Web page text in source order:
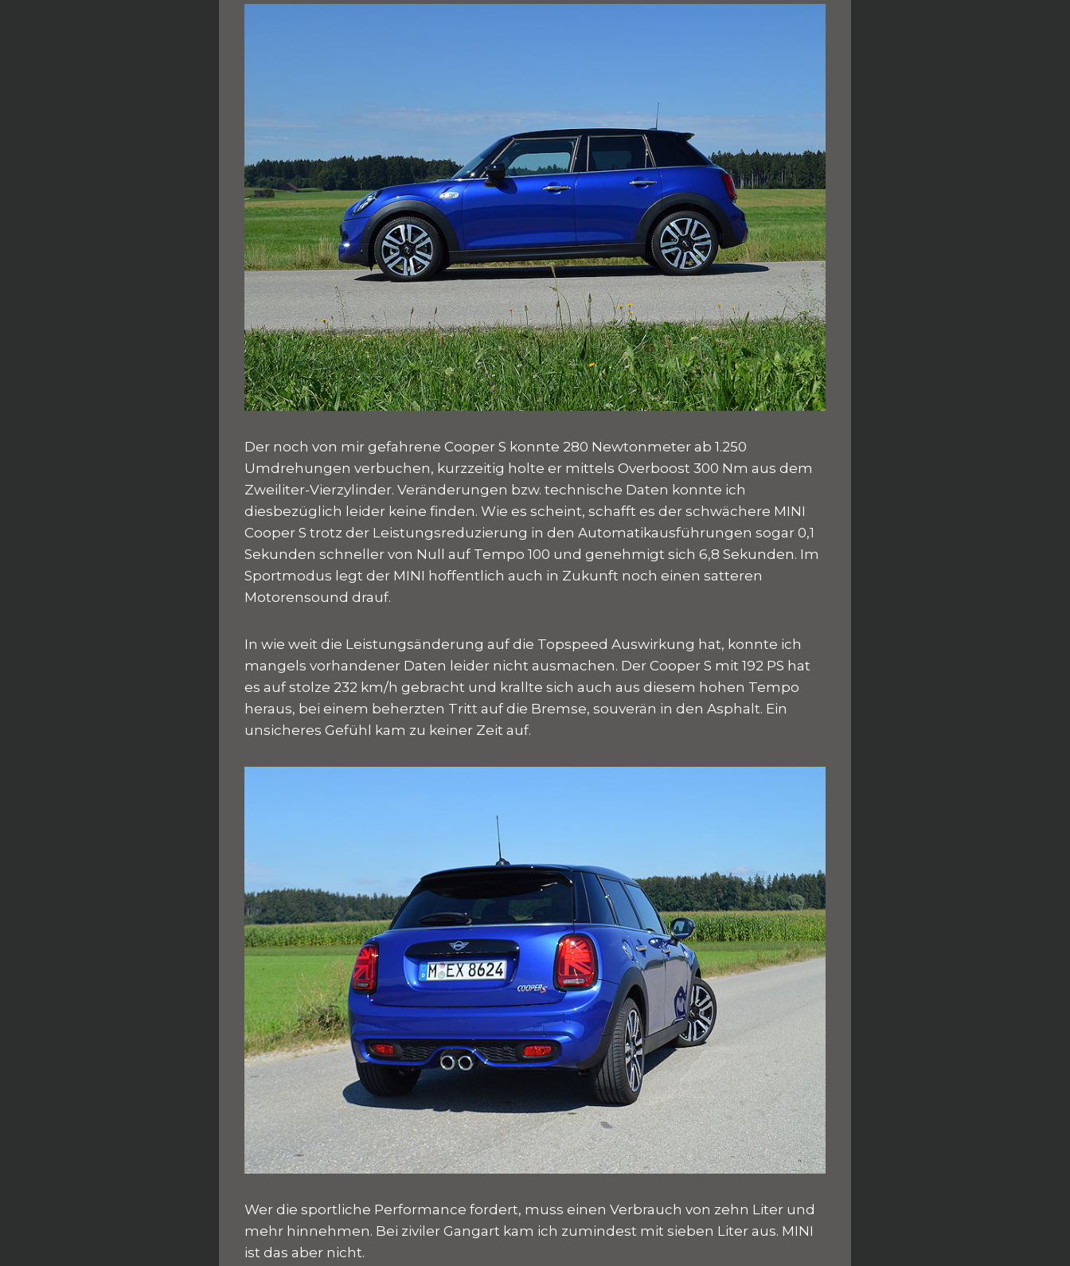
Der noch von mir gefahrene Cooper S konnte 280 Newtonmeter ab 1.250
Umdrehungen verbuchen, kurzzeitig holte er mittels Overboost 300 Nm aus dem
Zweiliter-Vierzylinder. Veränderungen bzw. technische Daten konnte ich
diesbezüglich leider keine finden. Wie es scheint, schafft es der schwächere MINI
Cooper S trotz der Leistungsreduzierung in den Automatikausführungen sogar 0,1
Sekunden schneller von Null auf Tempo 100 und genehmigt sich 6,8 Sekunden. Im
Sportmodus legt der MINI hoffentlich auch in Zukunft noch einen satteren
Motorensound drauf.
In wie weit die Leistungsänderung auf die Topspeed Auswirkung hat, konnte ich
mangels vorhandener Daten leider nicht ausmachen. Der Cooper S mit 192 PS hat
es auf stolze 232 km/h gebracht und krallte sich auch aus diesem hohen Tempo
heraus, bei einem beherzten Tritt auf die Bremse, souverän in den Asphalt. Ein
unsicheres Gefühl kam zu keiner Zeit auf.
Wer die sportliche Performance fordert, muss einen Verbrauch von zehn Liter und
mehr hinnehmen. Bei ziviler Gangart kam ich zumindest mit sieben Liter aus. MINI
ist das aber nicht.